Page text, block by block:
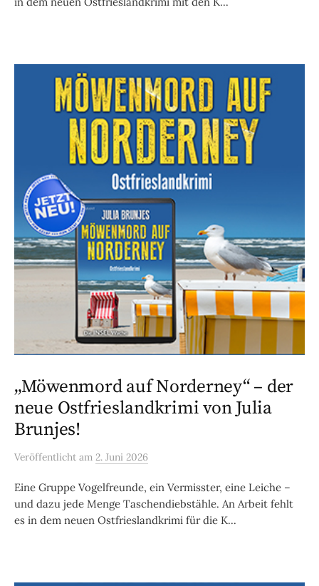
„Möwenmord auf Norderney“ – der
neue Ostfrieslandkrimi von Julia
Brunjes!
Veröffentlicht am 2. Juni 2026
Eine Gruppe Vogelfreunde, ein Vermisster, eine Leiche –
und dazu jede Menge Taschendiebstähle. An Arbeit fehlt
es in dem neuen Ostfrieslandkrimi für die K...